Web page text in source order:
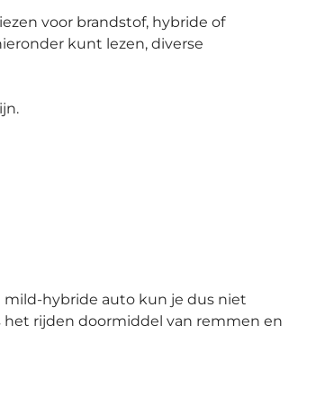
voor brandstof, hybride of
kunt lezen, diverse
hybride auto kun je dus niet
het rijden doormiddel van remmen en